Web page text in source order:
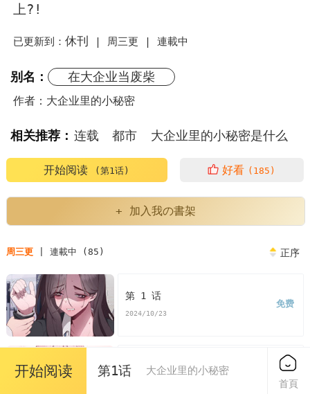
上?!
已更新到： 休刊 | 周三更 | 連載中
别名： 在大企业当废柴
作者：大企业里的小秘密
相关推荐： 连载 都市 大企业里的小秘密是什么
大企业里的小秘密有哪些 大企业里的小秘密包括
大企业的故事
小企业的灵魂 大企业小企业管理者角色
韩漫大企业里的小秘密是什么
韩漫大企业里的小秘密
大企业里的小秘密漫画免费
开始阅读 (第1话) 好看 (185)
+ 加入我の書架
周三更| 連載中 (85) 正序
第 1 话
2024/10/23
免费
第 2 话
开始阅读 第1话 大企业里的小秘密
首頁